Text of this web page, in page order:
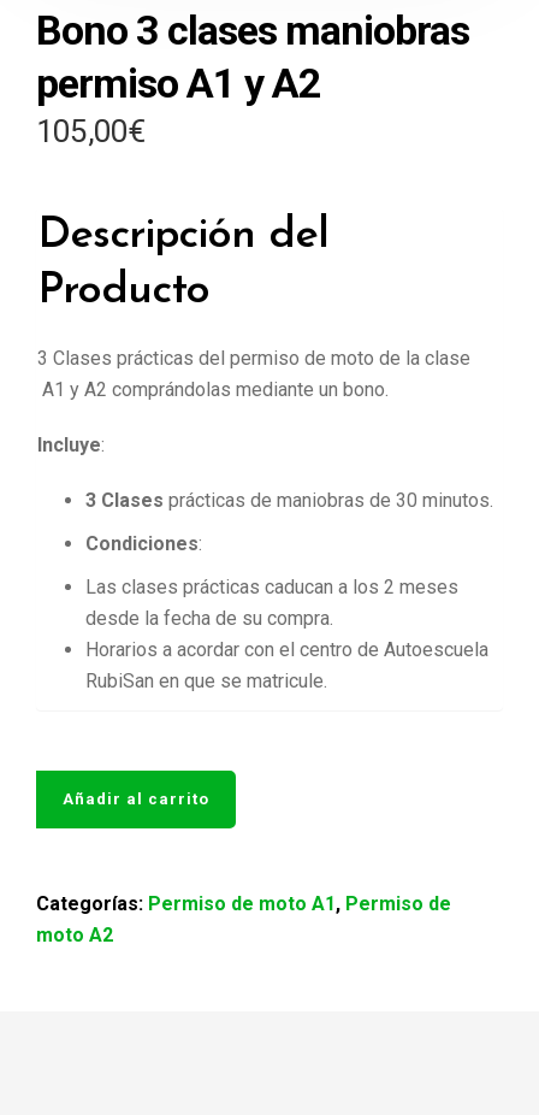
Bono 3 clases maniobras
permiso A1 y A2
105,00€
Descripción del
Producto
3 Clases prácticas del permiso de moto de la clase
A1 y A2 comprándolas mediante un bono.
Incluye:
3 Clases prácticas de maniobras de 30 minutos.
Condiciones:
Las clases prácticas caducan a los 2 meses
desde la fecha de su compra.
Horarios a acordar con el centro de Autoescuela
RubiSan en que se matricule.
Añadir al carrito
Categorías: Permiso de moto A1 , Permiso de
moto A2